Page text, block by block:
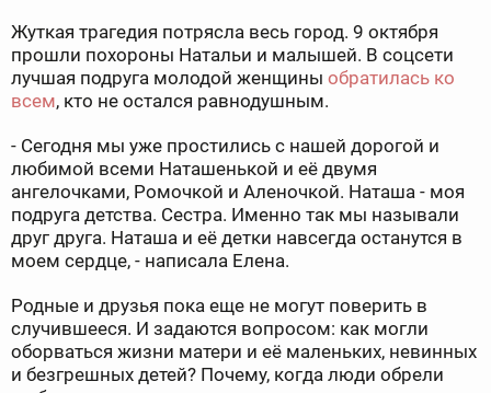
Жуткая трагедия потрясла весь город. 9 октября
прошли похороны Натальи и малышей. В соцсети
лучшая подруга молодой женщины обратилась ко
всем, кто не остался равнодушным.
- Сегодня мы уже простились с нашей дорогой и
любимой всеми Наташенькой и её двумя
ангелочками, Ромочкой и Аленочкой. Наташа - моя
подруга детства. Сестра. Именно так мы называли
друг друга. Наташа и её детки навсегда останутся в
моем сердце, - написала Елена.
Родные и друзья пока еще не могут поверить в
случившееся. И задаются вопросом: как могли
оборваться жизни матери и её маленьких, невинных
и безгрешных детей? Почему, когда люди обрели